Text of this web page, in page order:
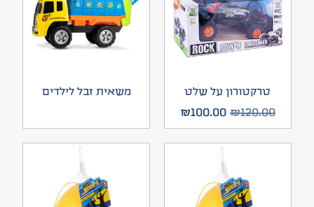
טרקטורון על שלט
₪120.00
₪100.00
משאית זבל לילדים